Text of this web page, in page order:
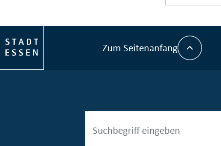
Zum Seitenanfang